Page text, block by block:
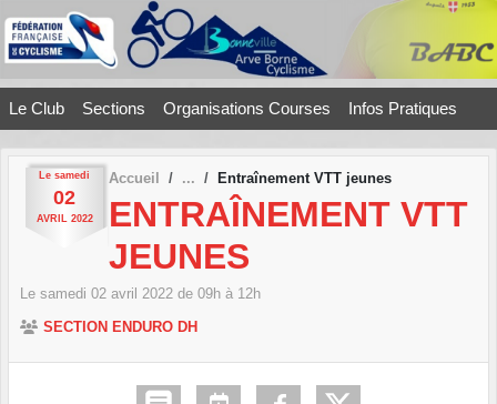
Le Club Sections Organisations Courses Infos Pratiques
Le samedi
02
AVRIL 2022
Accueil Entraînement VTT jeunes
ENTRAÎNEMENT VTT
JEUNES
Le samedi 02 avril 2022 de 09h à 12h
SECTION ENDURO DH
Panneau de gestion des cookies